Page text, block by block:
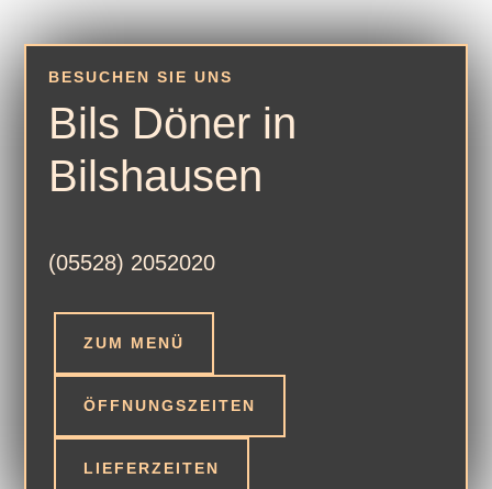
BESUCHEN SIE UNS
Bils Döner in
Bilshausen
(05528) 2052020
ZUM MENÜ
ÖFFNUNGSZEITEN
LIEFERZEITEN